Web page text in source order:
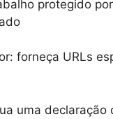
protegido
forneça URLs
uma